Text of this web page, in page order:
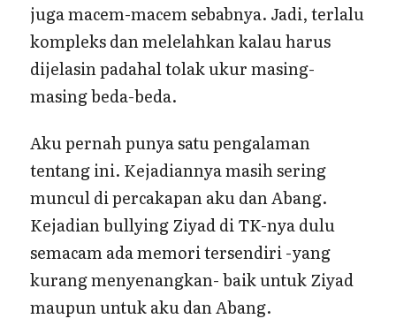
juga macem-macem sebabnya. Jadi, terlalu
kompleks dan melelahkan kalau harus
dijelasin padahal tolak ukur masing-
masing beda-beda.
Aku pernah punya satu pengalaman
tentang ini. Kejadiannya masih sering
muncul di percakapan aku dan Abang.
Kejadian bullying Ziyad di TK-nya dulu
semacam ada memori tersendiri -yang
kurang menyenangkan- baik untuk Ziyad
maupun untuk aku dan Abang.